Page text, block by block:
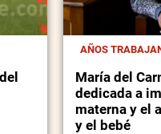
AÑOS
María del
dedicada a
materna y el
y el bebé